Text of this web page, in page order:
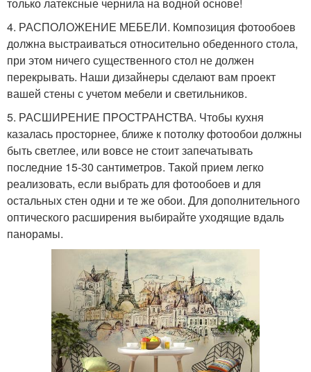
4. РАСПОЛОЖЕНИЕ МЕБЕЛИ. Композиция фотообоев
должна выстраиваться относительно обеденного стола,
при этом ничего существенного стол не должен
перекрывать. Наши дизайнеры сделают вам проект
вашей стены с учетом мебели и светильников.
5. РАСШИРЕНИЕ ПРОСТРАНСТВА. Чтобы кухня
казалась просторнее, ближе к потолку фотообои должны
быть светлее, или вовсе не стоит запечатывать
последние 15-30 сантиметров. Такой прием легко
реализовать, если выбрать для фотообоев и для
остальных стен одни и те же обои. Для дополнительного
оптического расширения выбирайте уходящие вдаль
панорамы.